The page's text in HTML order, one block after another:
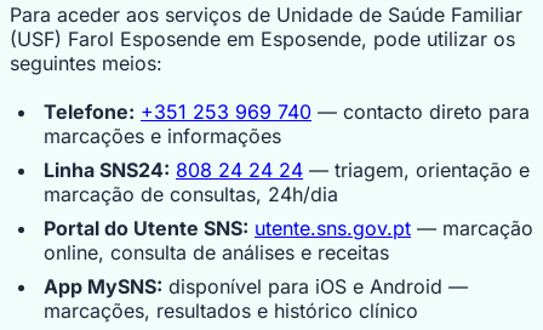
Para aceder aos serviços de Unidade de Saúde Familiar
(USF) Farol Esposende em Esposende, pode utilizar os
seguintes meios:
Telefone: +351 253 969 740 — contacto direto para
marcações e informações
Linha SNS24: 808 24 24 24 — triagem, orientação e
marcação de consultas, 24h/dia
Portal do Utente SNS: utente.sns.gov.pt — marcação
online, consulta de análises e receitas
App MySNS: disponível para iOS e Android —
marcações, resultados e histórico clínico